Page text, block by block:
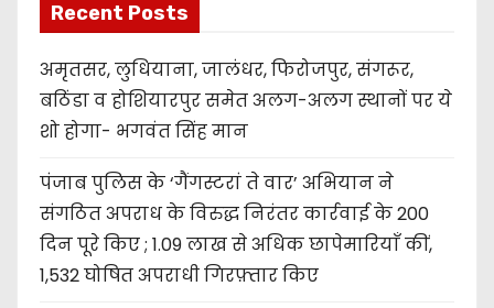
Recent Posts
अमृतसर, लुधियाना, जालंधर, फिरोजपुर, संगरूर,
बठिंडा व होशियारपुर समेत अलग-अलग स्थानों पर ये
शो होगा- भगवंत सिंह मान
पंजाब पुलिस के ‘गैंगस्टरां ते वार’ अभियान ने
संगठित अपराध के विरुद्ध निरंतर कार्रवाई के 200
दिन पूरे किए ; 1.09 लाख से अधिक छापेमारियाँ कीं,
1,532 घोषित अपराधी गिरफ़्तार किए